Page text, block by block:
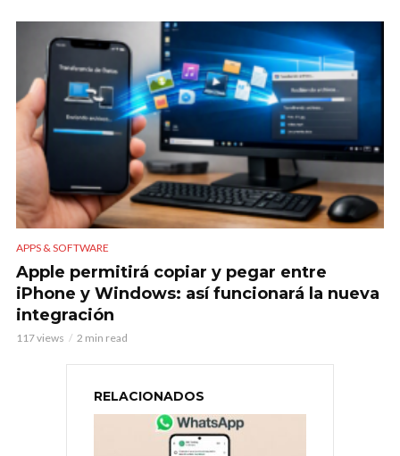
APPS & SOFTWARE
Apple permitirá copiar y pegar entre
iPhone y Windows: así funcionará la nueva
integración
117 views 2 min read
RELACIONADOS